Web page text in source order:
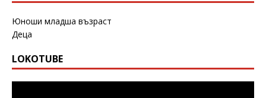
Юноши младша възраст
Деца
LOKOTUBE